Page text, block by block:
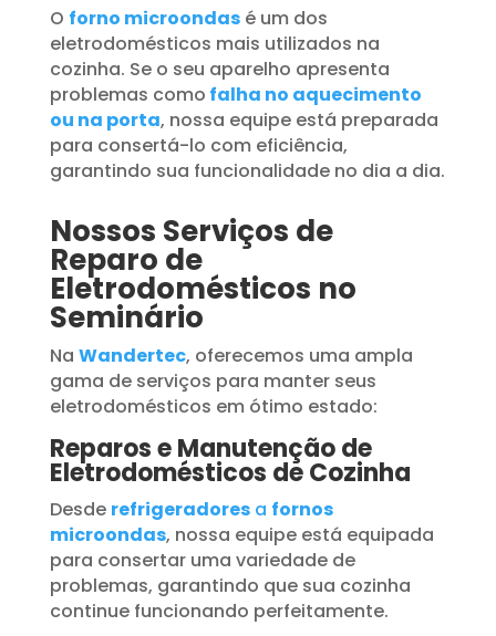
O forno microondasé um dos
eletrodomésticos mais utilizados na
cozinha. Se o seu aparelho apresenta
problemas como falha no aquecimento
ou na porta, nossa equipe está preparada
para consertá-lo com eficiência,
garantindo sua funcionalidade no dia a dia.
Nossos Serviços de
Reparo de
Eletrodomésticos no
Seminário
Na Wandertec, oferecemos uma ampla
gama de serviços para manter seus
eletrodomésticos em ótimo estado:
Reparos e Manutenção de
Eletrodomésticos de Cozinha
Desde refrigeradoresa fornos
microondas, nossa equipe está equipada
para consertar uma variedade de
problemas, garantindo que sua cozinha
continue funcionando perfeitamente.